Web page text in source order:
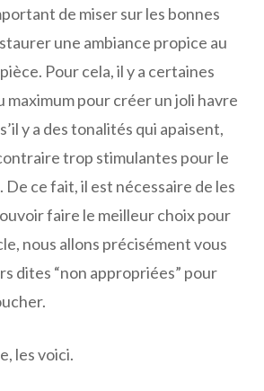
de miser sur les bonnes
une ambiance propice au
Pour cela, il y a certaines
maximum pour créer un joli havre
y a des tonalités qui apaisent,
trop stimulantes pour le
ce fait, il est nécessaire de les
faire le meilleur choix pour
nous allons précisément vous
dites “non appropriées” pour
les voici.